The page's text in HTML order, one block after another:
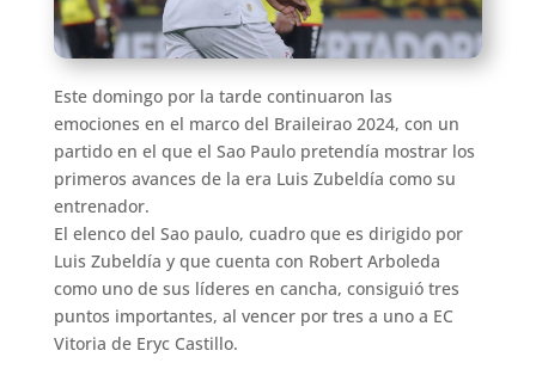
Este domingo por la tarde continuaron las
emociones en el marco del Braileirao 2024, con un
partido en el que el Sao Paulo pretendía mostrar los
primeros avances de la era Luis Zubeldía como su
entrenador.
El elenco del Sao paulo, cuadro que es dirigido por
Luis Zubeldía y que cuenta con Robert Arboleda
como uno de sus líderes en cancha, consiguió tres
puntos importantes, al vencer por tres a uno a EC
Vitoria de Eryc Castillo.